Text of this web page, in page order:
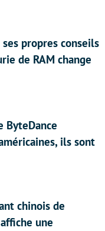
propres conseils
de RAM change
ByteDance
ils sont
chinois de
une